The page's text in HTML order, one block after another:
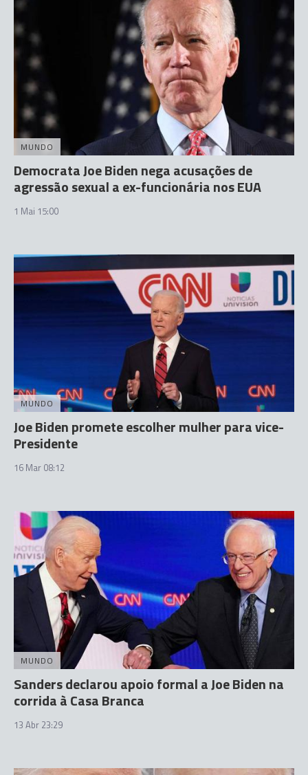
MUNDO
Democrata Joe Biden nega acusações de
agressão sexual a ex-funcionária nos EUA
1 Mai 15:00
MUNDO
Joe Biden promete escolher mulher para vice-
Presidente
16 Mar 08:12
MUNDO
Sanders declarou apoio formal a Joe Biden na
corrida à Casa Branca
13 Abr 23:29